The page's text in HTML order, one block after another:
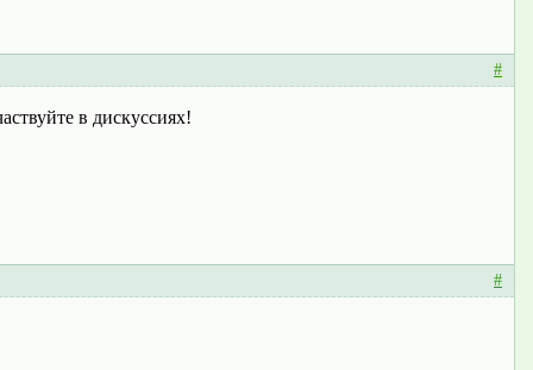
#
в дискуссиях!
#